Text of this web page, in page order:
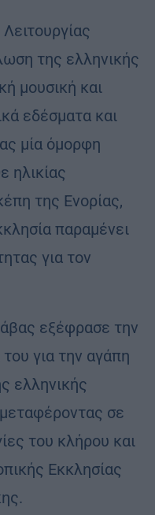
της ελληνικής
μουσική και
εδέσματα και
μία όμορφη
ηλικίας
της Ενορίας,
παραμένει
για τον
εξέφρασε την
για την αγάπη
ελληνικής
σε
του κλήρου και
Εκκλησίας